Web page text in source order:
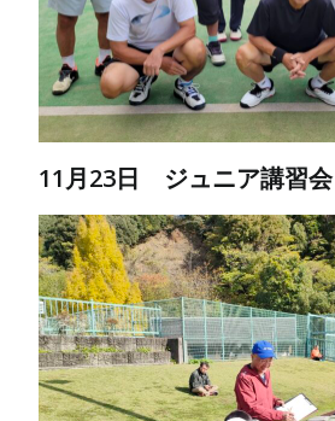
11月23日 ジュニア講習会